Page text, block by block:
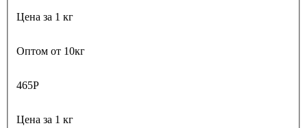
Цена за 1 кг
Оптом от 10кг
465Р
Цена за 1 кг